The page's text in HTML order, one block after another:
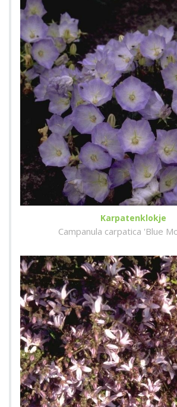
Karpatenklokje
Campanula carpatica 'Blue